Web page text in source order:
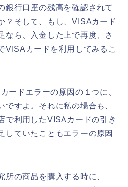
銀行口座の残高を確認されて
？そして、もし、VISAカード
なら、入金した上で再度、さ
VISAカードを利用してみるこ
ードエラーの原因の１つに、
ですよ。それに私の場合も、
で利用したVISAカードの引き
していたこともエラーの原因
所の商品を購入する時に、